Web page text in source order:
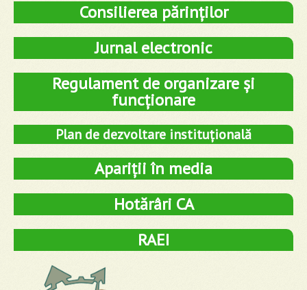
Consilierea părinților
Jurnal electronic
Regulament de organizare și
funcționare
Plan de dezvoltare instituțională
Apariții în media
Hotărâri CA
RAEI